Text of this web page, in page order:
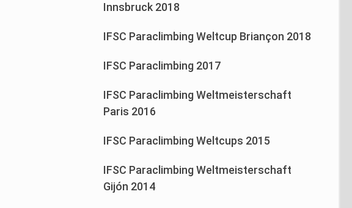
Innsbruck 2018
IFSC Paraclimbing Weltcup Briançon 2018
IFSC Paraclimbing 2017
IFSC Paraclimbing Weltmeisterschaft
Paris 2016
IFSC Paraclimbing Weltcups 2015
IFSC Paraclimbing Weltmeisterschaft
Gijón 2014